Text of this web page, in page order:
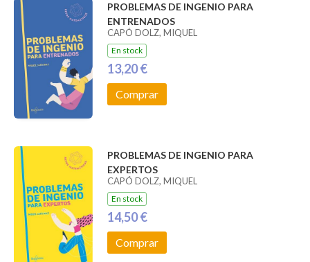
PROBLEMAS DE INGENIO PARA
ENTRENADOS
CAPÓ DOLZ, MIQUEL
En stock
13,20 €
Comprar
PROBLEMAS DE INGENIO PARA
EXPERTOS
CAPÓ DOLZ, MIQUEL
En stock
14,50 €
Comprar